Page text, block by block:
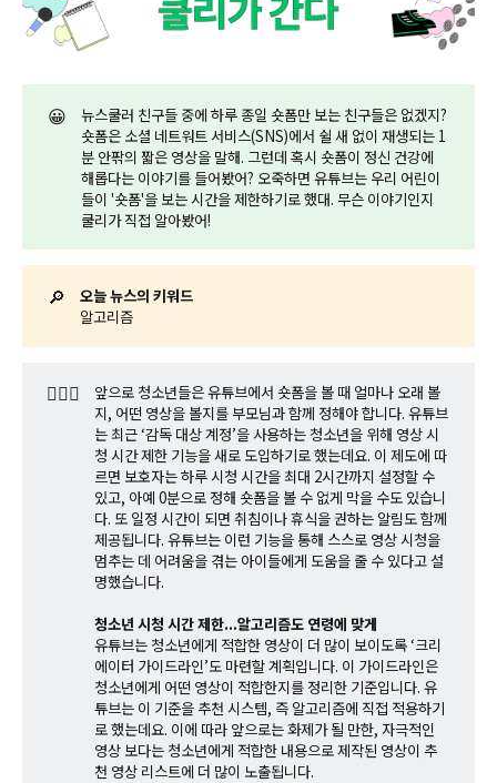
😀
뉴스쿨러 친구들 중에 하루 종일 숏폼만 보는 친구들은 없겠지?
숏폼은 소셜 네트워트 서비스(SNS)에서 쉴 새 없이 재생되는 1
분 안팎의 짧은 영상을 말해. 그런데 혹시 숏폼이 정신 건강에
해롭다는 이야기를 들어봤어? 오죽하면 유튜브는 우리 어린이
들이 '숏폼'을 보는 시간을 제한하기로 했대. 무슨 이야기인지
쿨리가 직접 알아봤어!
🔎
오늘 뉴스의 키워드
알고리즘
🤷🏼‍♂️
앞으로 청소년들은 유튜브에서 숏폼을 볼 때 얼마나 오래 볼
지, 어떤 영상을 볼지를 부모님과 함께 정해야 합니다. 유튜브
는 최근 ‘감독 대상 계정’을 사용하는 청소년을 위해 영상 시
청 시간 제한 기능을 새로 도입하기로 했는데요. 이 제도에 따
르면 보호자는 하루 시청 시간을 최대 2시간까지 설정할 수
있고, 아예 0분으로 정해 숏폼을 볼 수 없게 막을 수도 있습니
다. 또 일정 시간이 되면 취침이나 휴식을 권하는 알림도 함께
제공됩니다. 유튜브는 이런 기능을 통해 스스로 영상 시청을
멈추는 데 어려움을 겪는 아이들에게 도움을 줄 수 있다고 설
명했습니다.
청소년 시청 시간 제한...알고리즘도 연령에 맞게
유튜브는 청소년에게 적합한 영상이 더 많이 보이도록 ‘크리
에이터 가이드라인’도 마련할 계획입니다. 이 가이드라인은
청소년에게 어떤 영상이 적합한지를 정리한 기준입니다. 유
튜브는 이 기준을 추천 시스템, 즉 알고리즘에 직접 적용하기
로 했는데요. 이에 따라 앞으로는 화제가 될 만한, 자극적인
영상 보다는 청소년에게 적합한 내용으로 제작된 영상이 추
천 영상 리스트에 더 많이 노출됩니다.